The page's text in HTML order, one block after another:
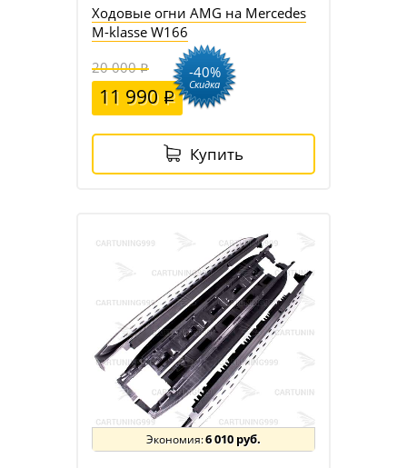
Ходовые огни AMG на Mercedes
M-klasse W166
20 000
11 990
-40%
Скидка
Купить
6 010 руб.